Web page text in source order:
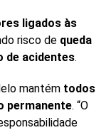
ligados às
risco de queda
de acidentes.
mantém todos
permanente. “O